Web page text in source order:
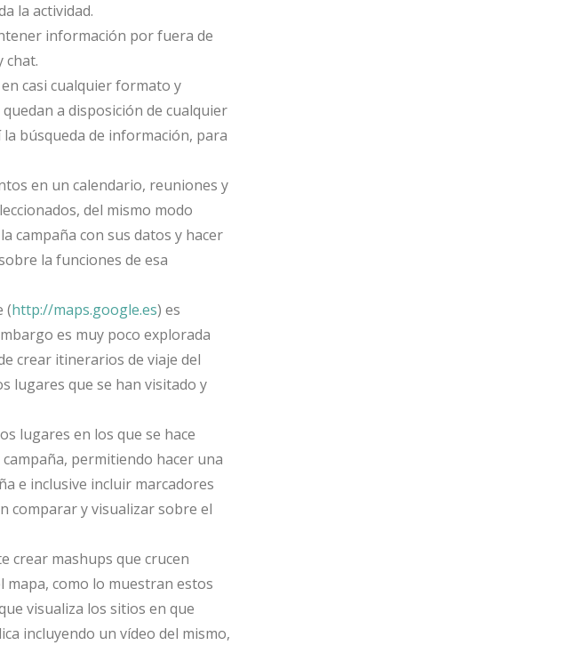
la actividad.
información por fuera de
chat.
casi cualquier formato y
a disposición de cualquier
búsqueda de información, para
en un calendario, reuniones y
del mismo modo
campaña con sus datos y hacer
la funciones de esa
(http://maps.google.es) es
es muy poco explorada
crear itinerarios de viaje del
lugares que se han visitado y
lugares en los que se hace
permitiendo hacer una
e inclusive incluir marcadores
comparar y visualizar sobre el
crear mashups que crucen
mapa, como lo muestran estos
visualiza los sitios en que
incluyendo un vídeo del mismo,